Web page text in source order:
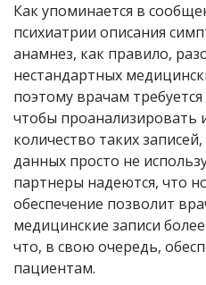
Как упоминается в
психиатрии описания
анамнез, как правило,
нестандартных
поэтому врачам
чтобы проанализировать
количество таких
данных просто не
партнеры надеются, что
обеспечение позволит
медицинские записи
что, в свою очередь,
пациентам.